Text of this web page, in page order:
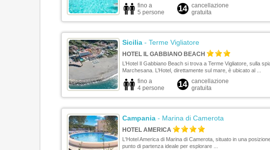
fino a
5 persone
14
cancellazione
gratuita
Sicilia- Terme Vigliatore
HOTEL IL GABBIANO BEACH
L’Hotel Il Gabbiano Beach si trova a Terme Vigliatore, sulla
Marchesana. L’Hotel, direttamente sul mare, è ubicato al ...
fino a
4 persone
14
cancellazione
gratuita
Campania- Marina di Camerota
HOTEL AMERICA
L'Hotel America di Marina di Camerota, situato in una
punto di partenza ideale per esplorare ...